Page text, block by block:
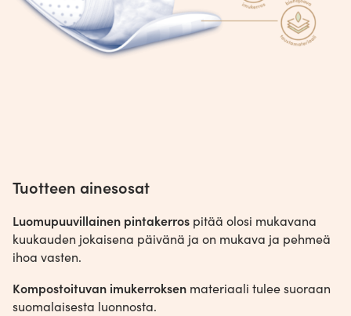
Tuotteen ainesosat
Luomupuuvillainen pintakerros pitää olosi mukavana
kuukauden jokaisena päivänä ja on mukava ja pehmeä
ihoa vasten.
Kompostoituvan imukerroksen materiaali tulee suoraan
suomalaisesta luonnosta.